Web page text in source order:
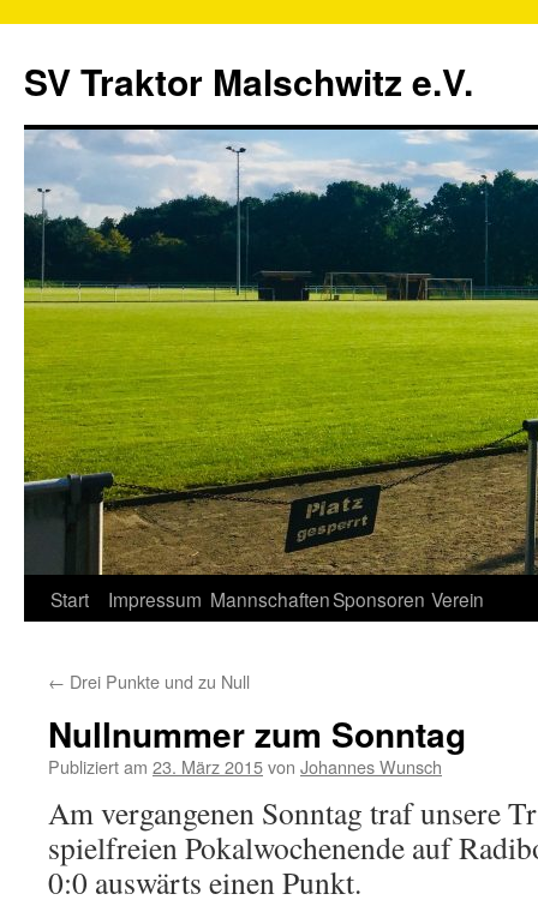
SV Traktor Malschwitz e.V.
Springe
Inhalt
Start Impressum MannschaftenSponsoren Verein
← Drei Punkte und zu Null
Nullnummer zum Sonntag
Publiziert am 23. März 2015von Johannes Wunsch
Am vergangenen Sonntag traf unsere
spielfreien Pokalwochenende auf
0:0 auswärts einen Punkt.